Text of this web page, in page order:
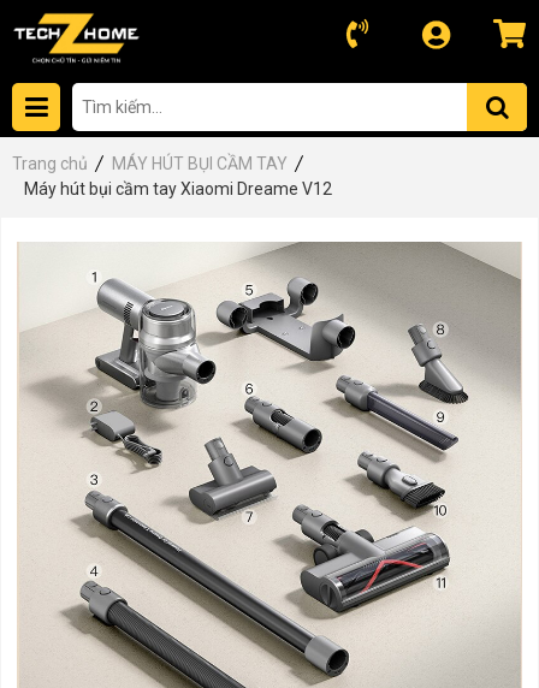
Trang chủ
MÁY HÚT BỤI CẦM TAY
Máy hút bụi cầm tay Xiaomi Dreame V12